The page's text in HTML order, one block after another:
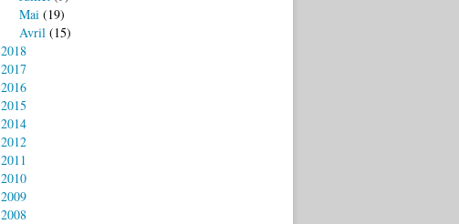
Mai (19)
Avril (15)
2018
2017
2016
2015
2014
2012
2011
2010
2009
2008